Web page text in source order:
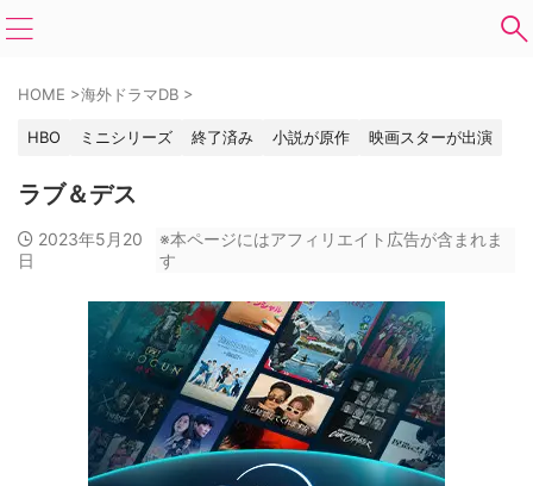
HOME >海外ドラマDB >
HBO ミニシリーズ 終了済み 小説が原作 映画スターが出演
ラブ＆デス
2023年5月20
日
※本ページにはアフィリエイト広告が含まれま
す